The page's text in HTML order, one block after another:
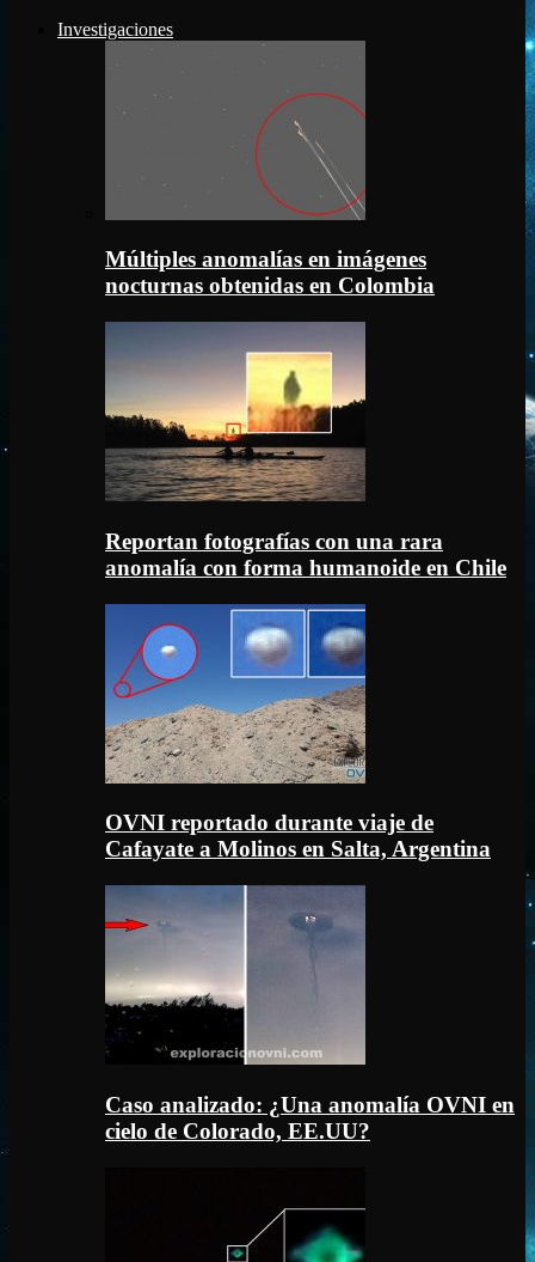
Investigaciones
Múltiples anomalías en imágenes
nocturnas obtenidas en Colombia
Reportan fotografías con una rara
anomalía con forma humanoide en Chile
OVNI reportado durante viaje de
Cafayate a Molinos en Salta, Argentina
Caso analizado: ¿Una anomalía OVNI en
cielo de Colorado, EE.UU?